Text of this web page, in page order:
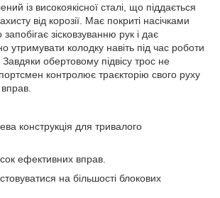
із високоякісної сталі, що піддається
від корозії. Має покриті насічками
зісковзуванню рук і дає
утримувати колодку навіть під час роботи
обертовому підвісу трос не
контролює траєкторію свого руху
конструкція для тривалого
ефективних вправ.
на більшості блокових